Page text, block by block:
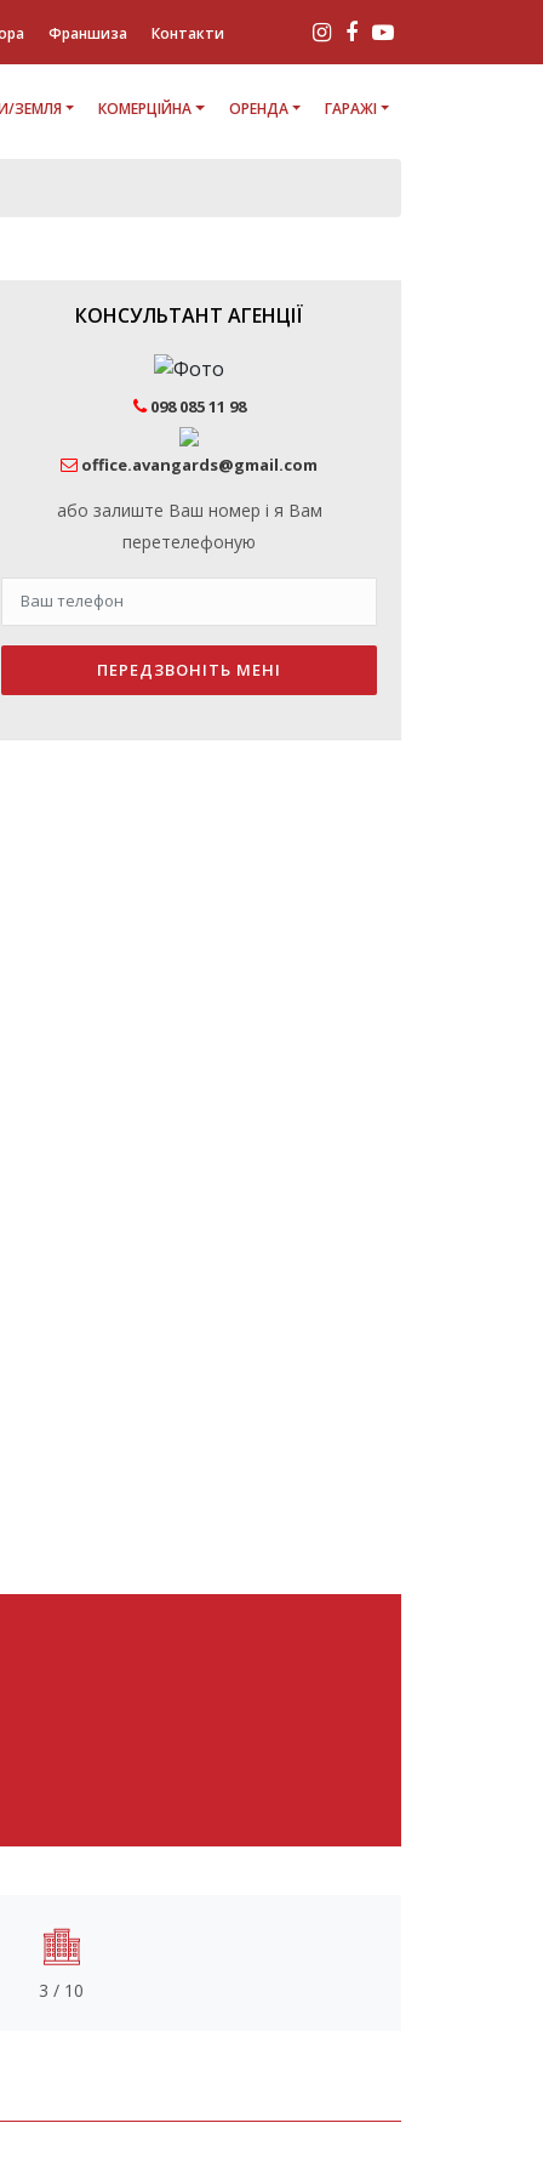
Франшиза Контакти
ЗЕМЛЯ КОМЕРЦІЙНА ОРЕНДА ГАРАЖІ
КОНСУЛЬТАНТ АГЕНЦІЇ
098 085 11 98
office.avangards@gmail.com
або залиште Ваш номер і я Вам
перетелефоную
ПЕРЕДЗВОНІТЬ МЕНІ
3 / 10